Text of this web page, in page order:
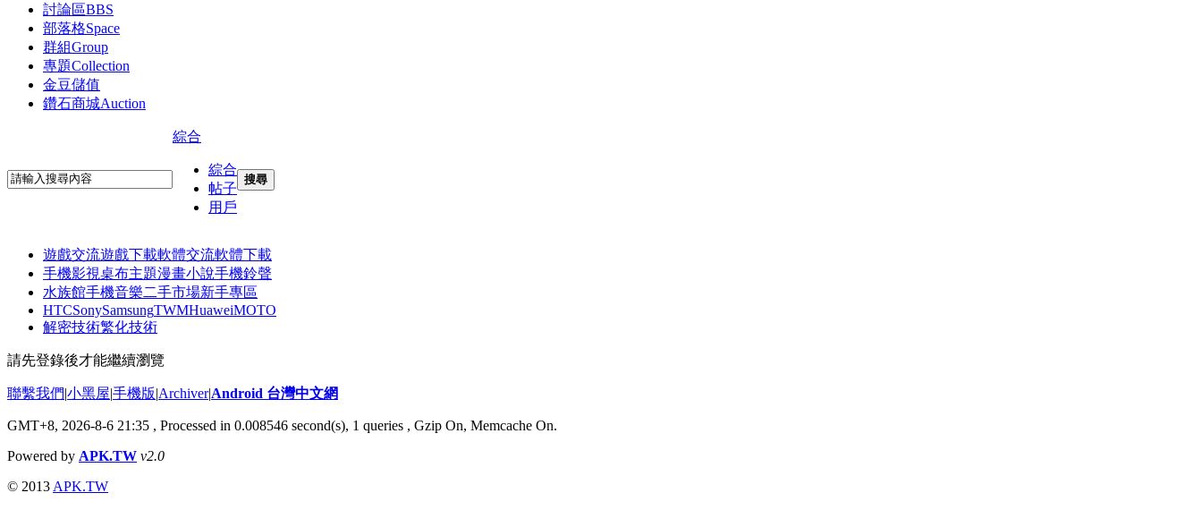
討論區BBS
部落格Space
群組Group
專題Collection
金豆儲值
鑽石商城Auction
綜合
綜合
帖子
用戶
搜尋
遊戲交流遊戲下載軟體交流軟體下載
手機影視桌布主題漫畫小說手機鈴聲
水族館手機音樂二手市場新手專區
HTCSonySamsungTWMHuaweiMOTO
解密技術繁化技術
請先登錄後才能繼續瀏覽
聯繫我們|小黑屋|手機版|Archiver|Android 台灣中文網
GMT+8, 2026-8-6 21:35 , Processed in 0.008546 second(s), 1 queries , Gzip On, Memcache On.
Powered by APK.TW v2.0
© 2013 APK.TW